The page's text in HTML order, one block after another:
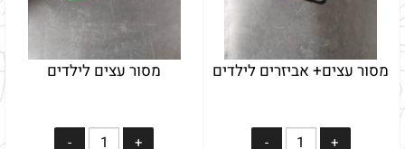
מסור עצים+ אביזרים לילדים מסור עצים לילדים